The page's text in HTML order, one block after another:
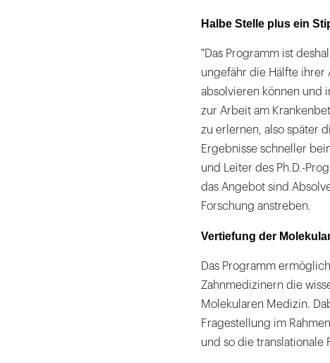
Halbe Stelle plus ein
"Das Programm ist
ungefähr die Hälfte ihrer
absolvieren können und
zur Arbeit am
zu erlernen, also später
Ergebnisse schneller
und Leiter des Ph.D.-
das Angebot sind
Forschung anstreben.
Vertiefung der
Das Programm
Zahnmedizinern die
Molekularen Medizin.
Fragestellung im
und so die translationale